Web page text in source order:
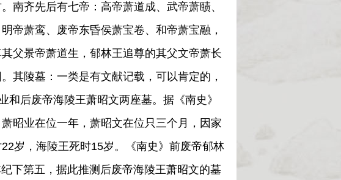
南齐先后有七帝：高帝萧道成、武帝萧赜、
帝萧鸾、废帝东昏侯萧宝卷、和帝萧宝融，
父景帝萧道生，郁林王追尊的其父文帝萧长
其陵墓：一类是有文献记载，可以肯定的，
和后废帝海陵王萧昭文两座墓。据《南史》
昭业在位一年，萧昭文在位只三个月，因家
岁，海陵王死时15岁。《南史》前废帝郁林
下第五，据此推测后废帝海陵王萧昭文的墓